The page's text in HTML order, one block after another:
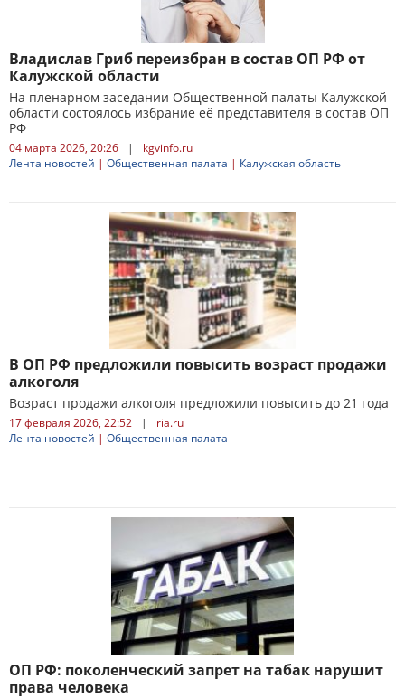
Владислав Гриб переизбран в состав ОП РФ от
Калужской области
На пленарном заседании Общественной палаты Калужской
области состоялось избрание её представителя в состав ОП
РФ
04 марта 2026, 20:26 |
kgvinfo.ru
Лента новостей | Общественная палата | Калужская область
В ОП РФ предложили повысить возраст продажи
алкоголя
Возраст продажи алкоголя предложили повысить до 21 года
17 февраля 2026, 22:52 |
ria.ru
Лента новостей | Общественная палата
ОП РФ: поколенческий запрет на табак нарушит
права человека